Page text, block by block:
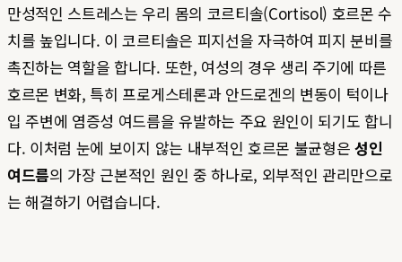
만성적인 스트레스는 우리 몸의 코르티솔(Cortisol) 호르몬 수
치를 높입니다. 이 코르티솔은 피지선을 자극하여 피지 분비를
촉진하는 역할을 합니다. 또한, 여성의 경우 생리 주기에 따른
호르몬 변화, 특히 프로게스테론과 안드로겐의 변동이 턱이나
입 주변에 염증성 여드름을 유발하는 주요 원인이 되기도 합니
다. 이처럼 눈에 보이지 않는 내부적인 호르몬 불균형은성인
여드름의 가장 근본적인 원인 중 하나로, 외부적인 관리만으로
는 해결하기 어렵습니다.